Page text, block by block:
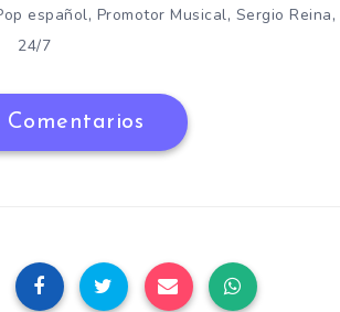
español, Promotor Musical, Sergio Reina,
24/7
Comentarios